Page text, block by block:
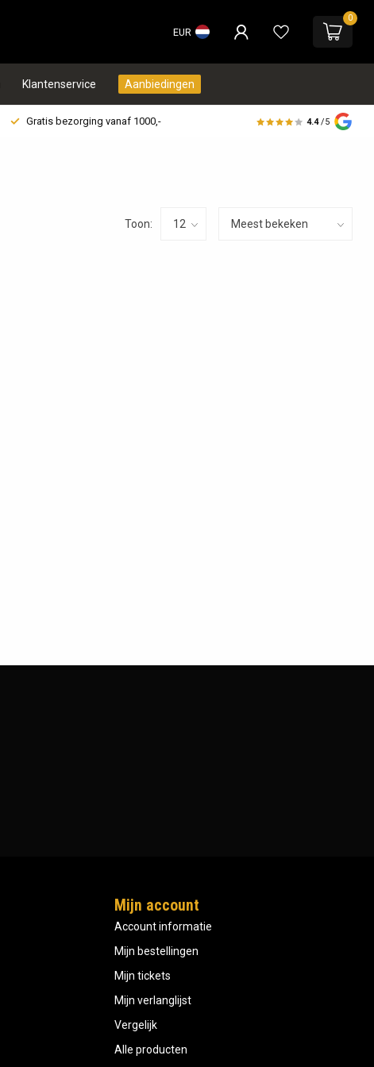
EUR
0
Klantenservice Aanbiedingen
Gratis bezorging vanaf 1000,- 4.4 /5
Toon:
Mijn account
Account informatie
Mijn bestellingen
Mijn tickets
Mijn verlanglijst
Vergelijk
Alle producten